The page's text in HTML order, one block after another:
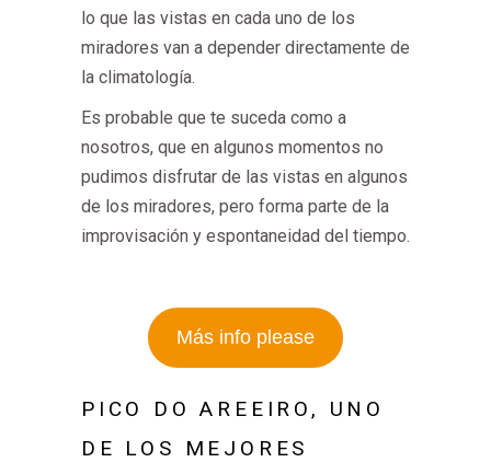
lo que las vistas en cada uno de los
miradores van a depender directamente de
la climatología.
Es probable que te suceda como a
nosotros, que en algunos momentos no
pudimos disfrutar de las vistas en algunos
de los miradores, pero forma parte de la
improvisación y espontaneidad del tiempo.
Más info please
PICO DO AREEIRO, UNO
DE LOS MEJORES